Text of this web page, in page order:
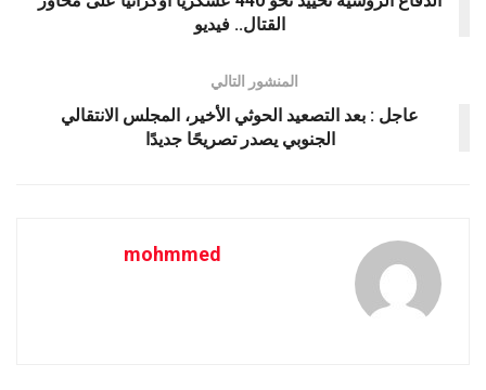
القتال.. فيديو
المنشور التالي
عاجل : بعد التصعيد الحوثي الأخير، المجلس الانتقالي
الجنوبي يصدر تصريحًا جديدًا
mohmmed